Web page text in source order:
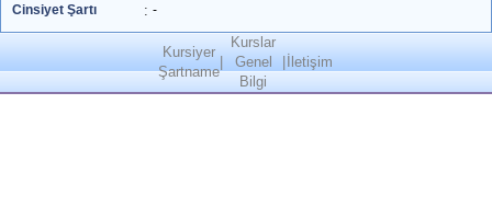
Cinsiyet Şartı
: -
Kursiyer
Şartname
Kurslar
Genel
Bilgi
İletişim